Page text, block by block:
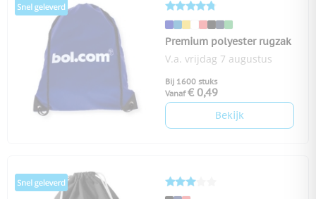
Premium polyester rugzak
V.a. vrijdag 7 augustus
Bij 1600 stuks
Vanaf € 0,49
Bekijk